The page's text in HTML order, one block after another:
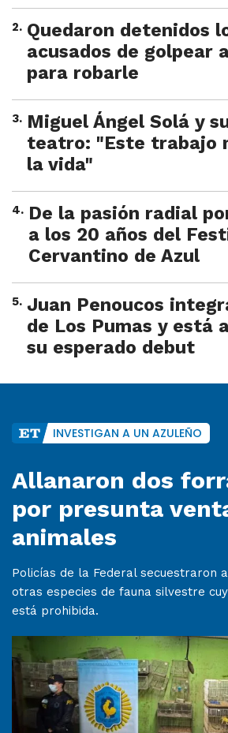
2. Quedaron detenidos
acusados de golpear
para robarle
3. Miguel Ángel Solá y
teatro: "Este trabajo
la vida"
4. De la pasión radial
a los 20 años del
Cervantino de Azul
5. Juan Penoucos
de Los Pumas y está
su esperado debut
INVESTIGAN A UN AZULEÑO
Allanaron dos
por presunta
animales
Policías de la Federal secuestraron
otras especies de fauna silvestre
está prohibida.